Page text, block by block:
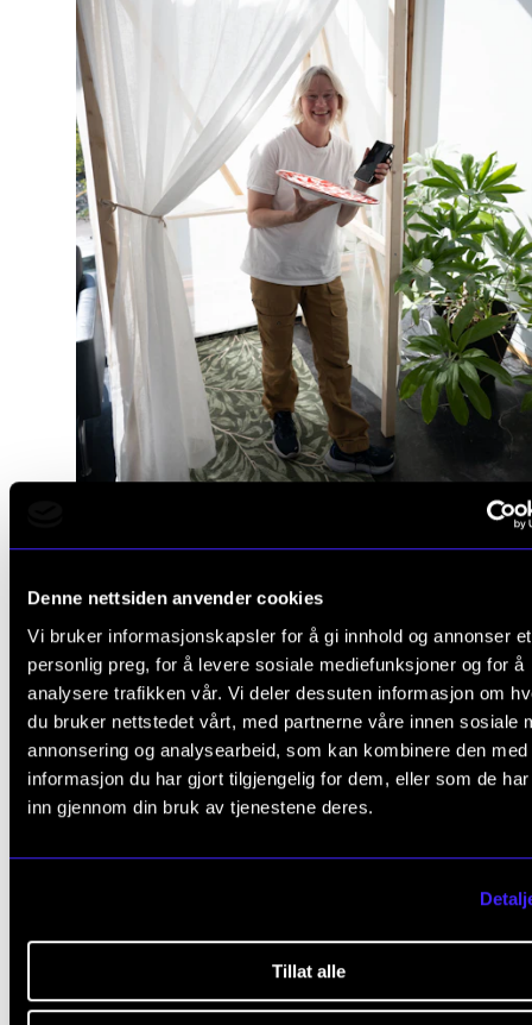
Denne nettsiden anvender cookies
Vi bruker informasjonskapsler for å gi innhold og annonser et
personlig preg, for å levere sosiale mediefunksjoner og for å
analysere trafikken vår. Vi deler dessuten informasjon om
du bruker nettstedet vårt, med partnerne våre innen sosiale
annonsering og analysearbeid, som kan kombinere den med
informasjon du har gjort tilgjengelig for dem, eller som de
inn gjennom din bruk av tjenestene deres.
Tillat alle
Vi håper du tar deg tid til å
ned appen, lytte litt og gjerne
dine betraktninger – ditt
personlige «ytre og indre
via stemmeseddelen du finner
bordet ved stemmeurnen.
Prosjekt om hvordan